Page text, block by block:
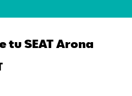
tu SEAT Arona